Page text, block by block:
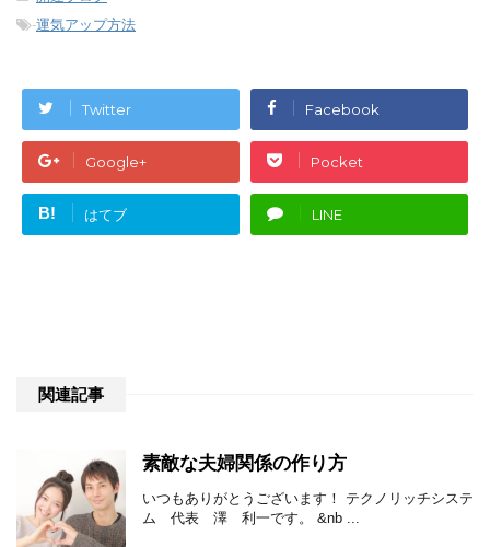
-運気アップ方法
Twitter Facebook
Google+ Pocket
B! はてブ LINE
関連記事
素敵な夫婦関係の作り方
いつもありがとうございます！ テクノリッチシステ
ム 代表 澤 利一です。 &nb ...